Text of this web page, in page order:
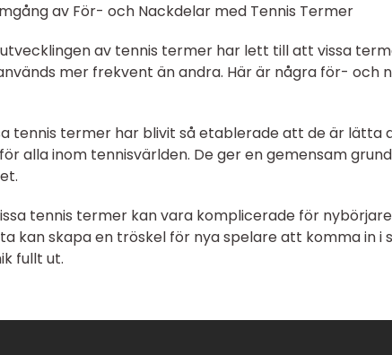
av För- och Nackdelar med Tennis Termer
av tennis termer har lett till att vissa
mer frekvent än andra. Här är några för- och
tennis termer har blivit så etablerade att de är
alla inom tennisvärlden. De ger en gemensam
tennis termer kan vara komplicerade för
kan skapa en tröskel för nya spelare att komma in
fullt ut.